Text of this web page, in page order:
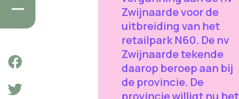
Zwijnaarde voor de
uitbreiding van het
retailpark N60. De nv
Zwijnaarde tekende
daarop beroep aan bij
de provincie. De
provincie willigt nu het